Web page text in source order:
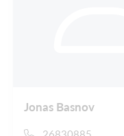
Jonas Basnov